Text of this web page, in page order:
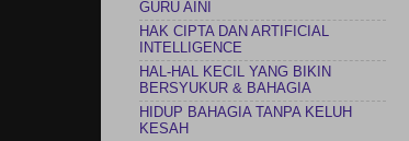
GURU AINI
HAK CIPTA DAN ARTIFICIAL
INTELLIGENCE
HAL-HAL KECIL YANG BIKIN
BERSYUKUR & BAHAGIA
HIDUP BAHAGIA TANPA KELUH
KESAH